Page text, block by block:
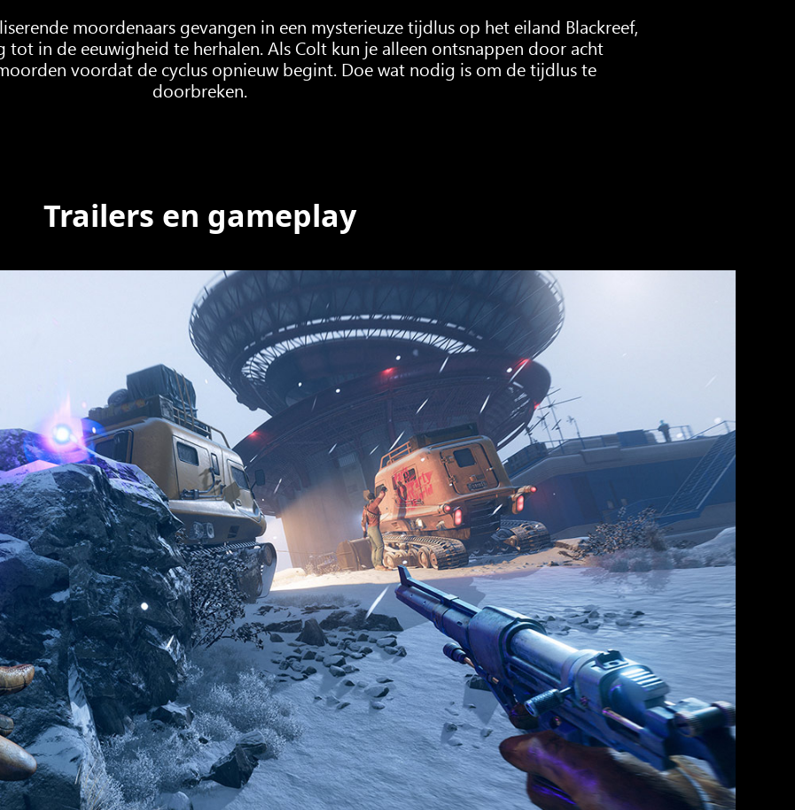
moordenaars gevangen in een mysterieuze tijdlus op het eiland Blackreef,
in de eeuwigheid te herhalen. Als Colt kun je alleen ontsnappen door acht
voordat de cyclus opnieuw begint. Doe wat nodig is om de tijdlus te
doorbreken.
Trailers en gameplay